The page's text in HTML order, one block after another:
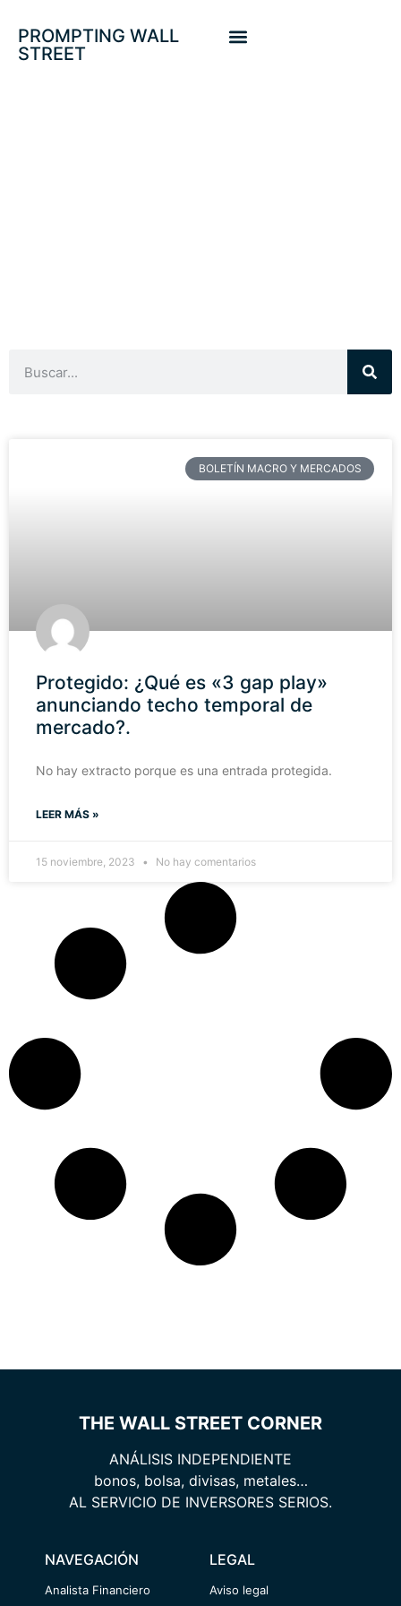
PROMPTING WALL
STREET
BOLETÍN MACRO Y MERCADOS
Protegido: ¿Qué es «3 gap play»
anunciando techo temporal de
mercado?.
No hay extracto porque es una entrada protegida.
LEER MÁS »
15 noviembre, 2023 No hay comentarios
THE WALL STREET CORNER
ANÁLISIS INDEPENDIENTE
bonos, bolsa, divisas, metales…
AL SERVICIO DE INVERSORES SERIOS.
NAVEGACIÓN
Analista Financiero
LEGAL
Aviso legal